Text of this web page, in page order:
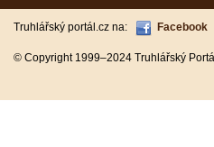
Truhlářský portál.cz na: Facebook
© Copyright 1999–2024 Truhlářský